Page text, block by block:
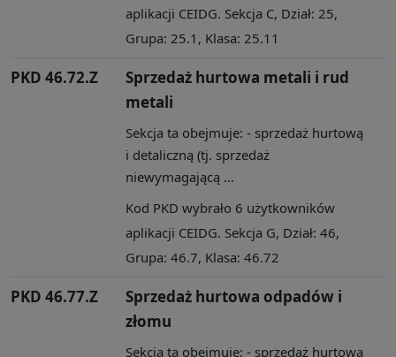
aplikacji CEIDG. Sekcja C, Dział: 25,
Grupa: 25.1, Klasa: 25.11
PKD 46.72.Z
Sprzedaż hurtowa metali i rud
metali
Sekcja ta obejmuje: - sprzedaż hurtową
i detaliczną (tj. sprzedaż
niewymagającą ...
Kod PKD wybrało 6 użytkowników
aplikacji CEIDG. Sekcja G, Dział: 46,
Grupa: 46.7, Klasa: 46.72
PKD 46.77.Z
Sprzedaż hurtowa odpadów i
złomu
Sekcja ta obejmuje: - sprzedaż hurtową